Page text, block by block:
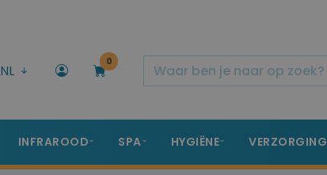
NL
0
INFRAROOD SPA HYGIËNE VERZORGING